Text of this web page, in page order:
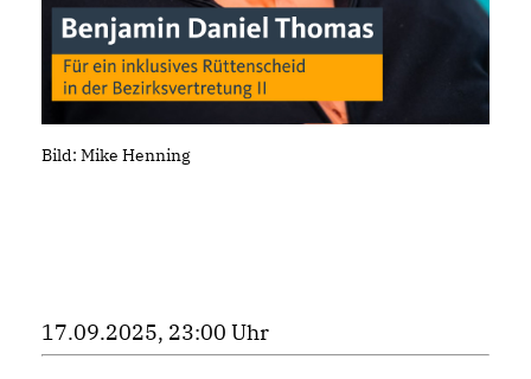
Bild: Mike Henning
17.09.2025, 23:00 Uhr